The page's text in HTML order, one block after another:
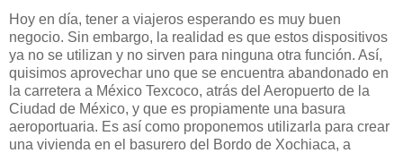
Hoy en día, tener a viajeros esperando es muy buen
negocio. Sin embargo, la realidad es que estos dispositivos
ya no se utilizan y no sirven para ninguna otra función. Así,
quisimos aprovechar uno que se encuentra abandonado en
la carretera a México Texcoco, atrás del Aeropuerto de la
Ciudad de México, y que es propiamente una basura
aeroportuaria. Es así como proponemos utilizarla para crear
una vivienda en el basurero del Bordo de Xochiaca, a